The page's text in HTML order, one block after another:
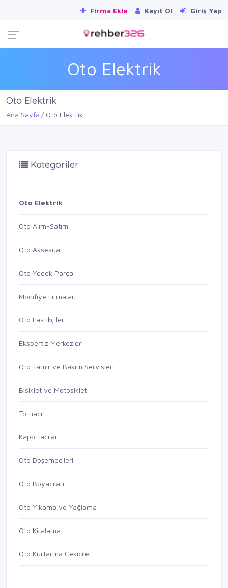
Firma Ekle Kayıt Ol Giriş Yap
Oto Elektrik
Oto Elektrik
Ana Sayfa Oto Elektrik
Kategoriler
Oto Elektrik
Oto Alım-Satım
Oto Aksesuar
Oto Yedek Parça
Modifiye Firmaları
Oto Lastikçiler
Ekspertiz Merkezleri
Oto Tamir ve Bakım Servisleri
Bisiklet ve Motosiklet
Tornacı
Kaportacılar
Oto Döşemecileri
Oto Boyacıları
Oto Yıkama ve Yağlama
Oto Kiralama
Oto Kurtarma Çekiciler